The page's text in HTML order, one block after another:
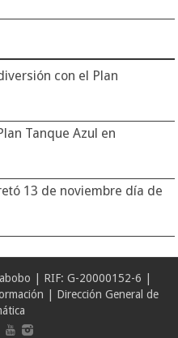
con el Plan
Tanque Azul en
13 de noviembre día de
| RIF: G-20000152-6 |
| Dirección General de